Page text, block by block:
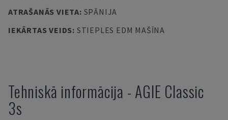
ATRAŠANĀS VIETA: SPĀNIJA
IEKĀRTAS VEIDS: STIEPLES EDM MAŠĪNA
Tehniskā informācija - AGIE Classic
3s